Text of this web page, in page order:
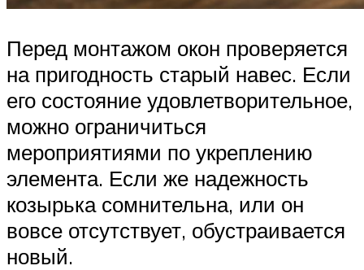
Перед монтажом окон проверяется
на пригодность старый навес. Если
его состояние удовлетворительное,
можно ограничиться
мероприятиями по укреплению
элемента. Если же надежность
козырька сомнительна, или он
вовсе отсутствует, обустраивается
новый.